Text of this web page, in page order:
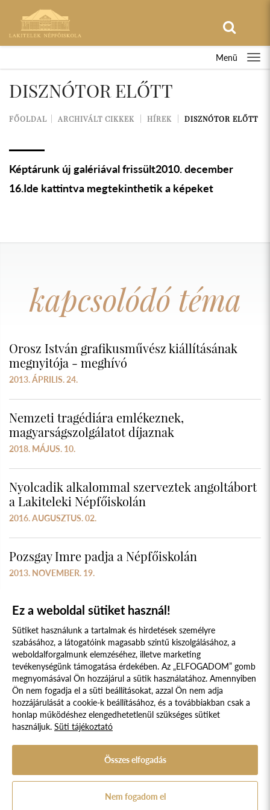
Menü
DISZNÓTOR ELŐTT
FŐOLDAL ARCHIVÁLT CIKKEK HÍREK DISZNÓTOR ELŐTT
Képtárunk új galériával frissült2010. december
16.Ide kattintva megtekinthetik a képeket
kapcsolódó téma
Orosz István grafikusművész kiállításának
megnyitója - meghívó
2013. ÁPRILIS. 24.
Nemzeti tragédiára emlékeznek,
magyarságszolgálatot díjaznak
2018. MÁJUS. 10.
Nyolcadik alkalommal szerveztek angoltábort
a Lakiteleki Népfőiskolán
2016. AUGUSZTUS. 02.
Pozsgay Imre padja a Népfőiskolán
2013. NOVEMBER. 19.
Süti szabályzat Adatvédelmi nyilatkozat
Jogi nyilatkozat
© 2017 - 2026 NÉPFŐISKOLA ALAPÍTVÁNY, LAKITELEK. MINDEN JOG
Ez a weboldal sütiket használ!
Sütiket használunk a tartalmak és hirdetések személyre
szabásához, a látogatóink magasabb szintű kiszolgálásához, a
weboldalforgalmunk elemzéséhez, illetve marketing
tevékenységünk támogatása érdekében. Az „ELFOGADOM” gomb
megnyomásával Ön hozzájárul a sütik használatához. Amennyiben
Ön nem fogadja el a süti beállításokat, azzal Ön nem adja
hozzájárulását a cookie-k beállításához, és a továbbiakban csak a
honlap működéshez elengedhetetlenül szükséges sütiket
használjuk. Süti tájékoztató
Összes elfogadás
Nem fogadom el